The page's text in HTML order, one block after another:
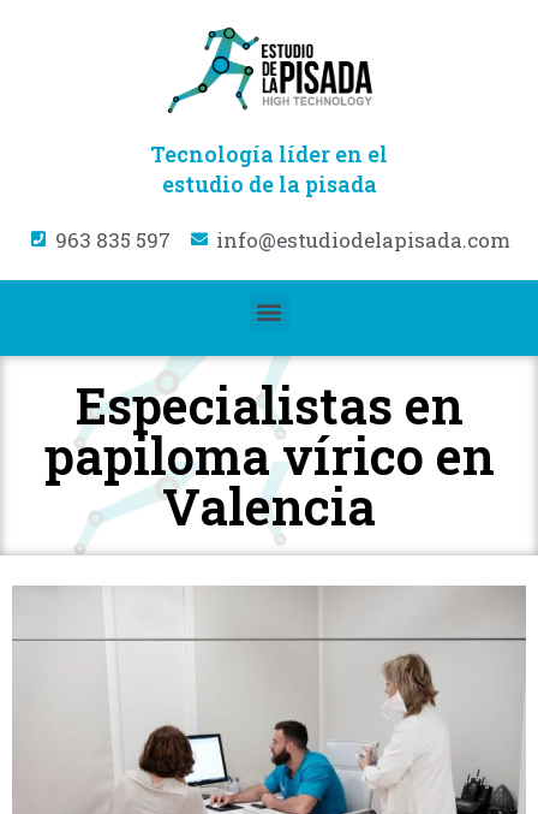
Tecnología líder en el
estudio de la pisada
963 835 597 info@estudiodelapisada.com
Especialistas en
papiloma vírico en
Valencia